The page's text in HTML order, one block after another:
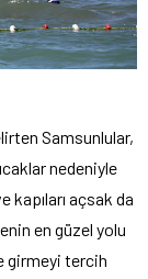
Samsunlular,
nedeniyle
kapıları açsak da
en güzel yolu
girmeyi tercih